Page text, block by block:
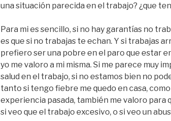
una situación parecida en el trabajo? ¿que
Para mi es sencillo, si no hay garantías no
es que si no trabajas te echan. Y si trabajas
prefiero ser una pobre en el paro que estar
yo me valoro a mi misma. Si me parece muy
salud en el trabajo, si no estamos bien no
tanto si tengo fiebre me quedo en casa,
experiencia pasada, también me valoro para
si veo que el trabajo excesivo, o si veo un